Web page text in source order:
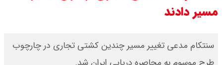
مسیر دادند
سنتکام مدعی تغییر مسیر چندین کشتی تجاری در چارچوب